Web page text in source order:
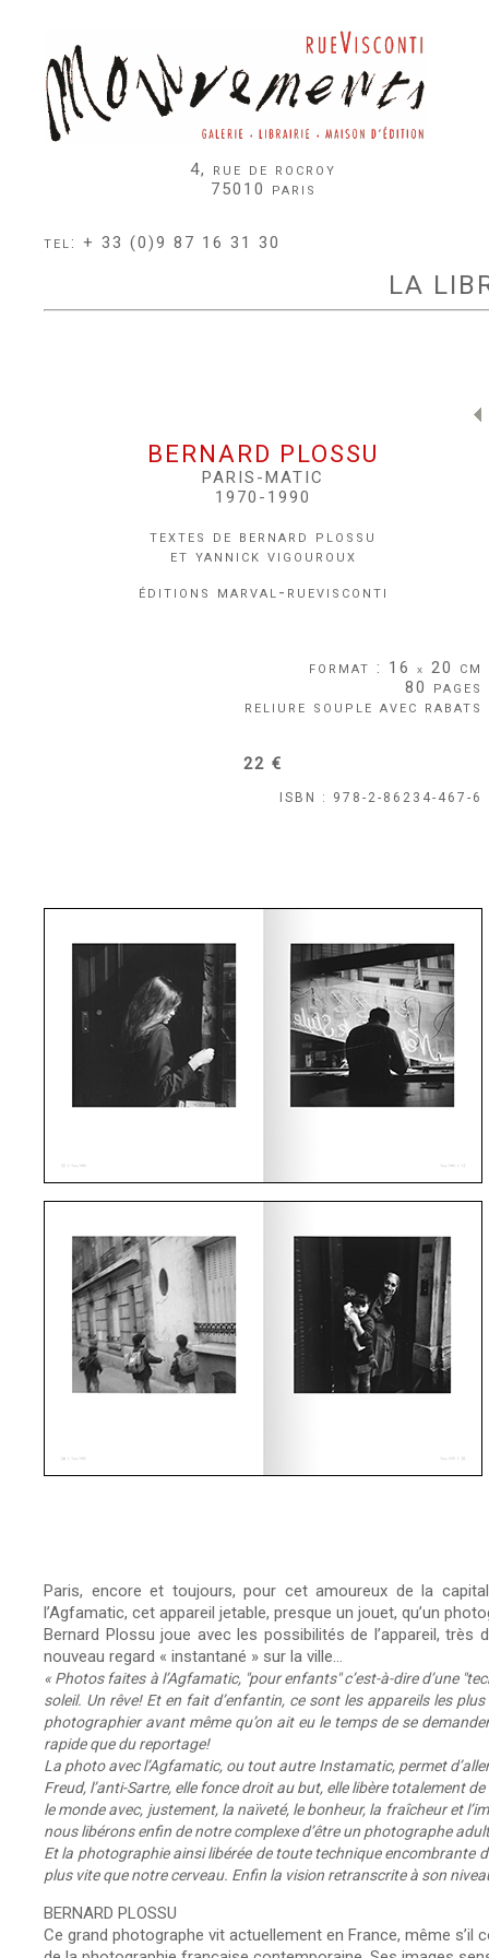
4, rue de rocroy
75010 paris
tel: + 33 (0)9 87 16 31 30
LA
BERNARD PLOSSU
PARIS-MATIC
1970-1990
textes de bernard plossu
et yannick vigouroux
éditions marval-ruevisconti
format : 16 x 20 cm
80 pages
reliure souple avec rabats
22 €
ISBN : 978-2-86234-467-6
Paris, encore et toujours, pour cet amoureux de la
l’Agfamatic, cet appareil jetable, presque un jouet, qu’un
Bernard Plossu joue avec les possibilités de l’appareil,
nouveau regard « instantané » sur la ville…
« Photos faites à l’Agfamatic, "pour enfants" c’est-à-dire d’une
soleil. Un rêve! Et en fait d’enfantin, ce sont les appareils les
photographier avant même qu’on ait eu le temps de se
rapide que du reportage!
La photo avec l’Agfamatic, ou tout autre Instamatic, permet
Freud, l’anti-Sartre, elle fonce droit au but, elle libère totalement
le monde avec, justement, la naïveté, le bonheur, la fraîcheur et
nous libérons enfin de notre complexe d’être un photographe
Et la photographie ainsi libérée de toute technique encombrante
plus vite que notre cerveau. Enfin la vision retranscrite à son
BERNARD PLOSSU
Ce grand photographe vit actuellement en France, même